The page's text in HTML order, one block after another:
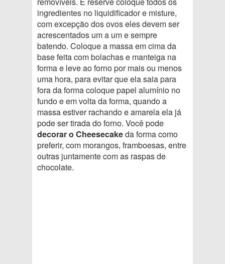
ingredientes no liquidificador e misture,
com excepção dos ovos eles devem ser
acrescentados um a um e sempre
batendo. Coloque a massa em cima da
base feita com bolachas e manteiga na
forma e leve ao forno por mais ou menos
uma hora, para evitar que ela saia para
fora da forma coloque papel alumínio no
fundo e em volta da forma, quando a
massa estiver rachando e amarela ela já
pode ser tirada do forno. Você pode
decorar o Cheesecakeda forma como
preferir, com morangos, framboesas, entre
outras juntamente com as raspas de
chocolate.